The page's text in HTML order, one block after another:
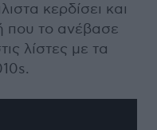
κερδίσει και
που το ανέβασε
λίστες με τα